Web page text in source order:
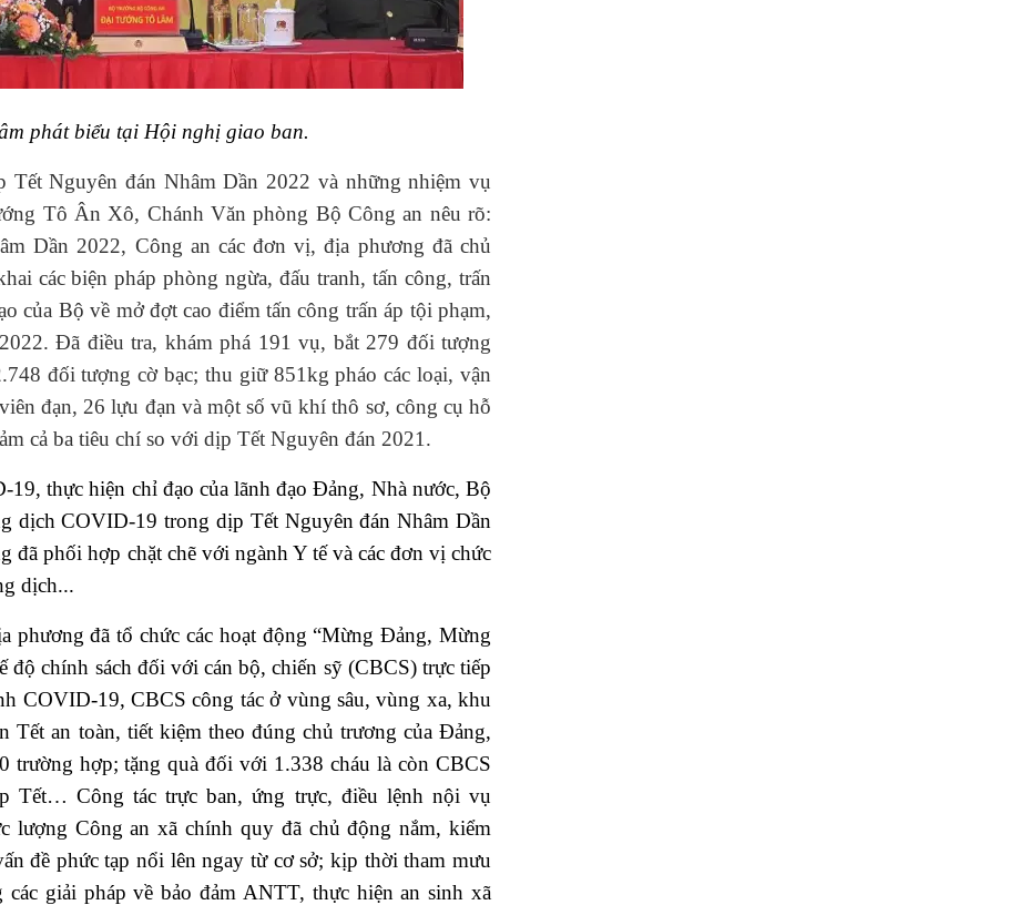
phát biểu tại Hội nghị giao ban.
Nguyên đán Nhâm Dần 2022 và những nhiệm vụ
Tô Ân Xô, Chánh Văn phòng Bộ Công an nêu rõ:
Dần 2022, Công an các đơn vị, địa phương đã chủ
các biện pháp phòng ngừa, đấu tranh, tấn công, trấn
của Bộ về mở đợt cao điểm tấn công trấn áp tội phạm,
Đã điều tra, khám phá 191 vụ, bắt 279 đối tượng
đối tượng cờ bạc; thu giữ 851kg pháo các loại, vận
đạn, 26 lựu đạn và một số vũ khí thô sơ, công cụ hỗ
cả ba tiêu chí so với dịp Tết Nguyên đán 2021.
thực hiện chỉ đạo của lãnh đạo Đảng, Nhà nước, Bộ
dịch COVID-19 trong dịp Tết Nguyên đán Nhâm Dần
đã phối hợp chặt chẽ với ngành Y tế và các đơn vị chức
dịch...
phương đã tổ chức các hoạt động “Mừng Đảng, Mừng
chính sách đối với cán bộ, chiến sỹ (CBCS) trực tiếp
COVID-19, CBCS công tác ở vùng sâu, vùng xa, khu
Tết an toàn, tiết kiệm theo đúng chủ trương của Đảng,
trường hợp; tặng quà đối với 1.338 cháu là còn CBCS
Tết… Công tác trực ban, ứng trực, điều lệnh nội vụ
Công an xã chính quy đã chủ động nắm, kiểm
đề phức tạp nổi lên ngay từ cơ sở; kịp thời tham mưu
giải pháp về bảo đảm ANTT, thực hiện an sinh xã